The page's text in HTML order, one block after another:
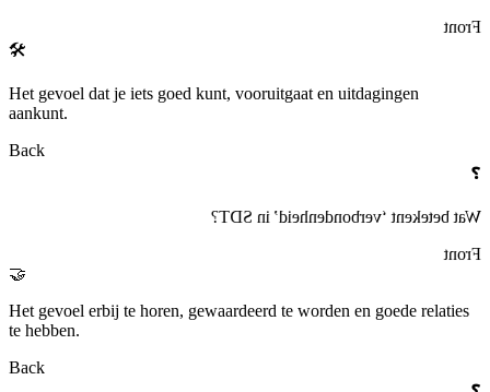
Front
🛠
Het gevoel dat je iets goed kunt, vooruitgaat en uitdagingen
aankunt.
Back
❓
Wat betekent ‘verbondenheid’ in SDT?
Front
🤝
Het gevoel erbij te horen, gewaardeerd te worden en goede relaties
te hebben.
Back